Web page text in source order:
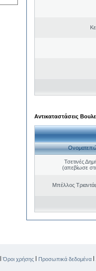
Αντικαταστάσεις
Τσετινές
(απεβίωσε
Μπέλλος
|Όροι χρήσης | Προσωπικά δεδομένα |